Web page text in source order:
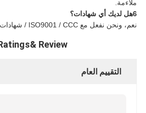
ملاءمة.
6هل لديك أي شهادات؟
نعم، ونحن نفعل مع ISO9001 / CCC / شهادات CE بالنسبة لك.
Review
التقييم العام